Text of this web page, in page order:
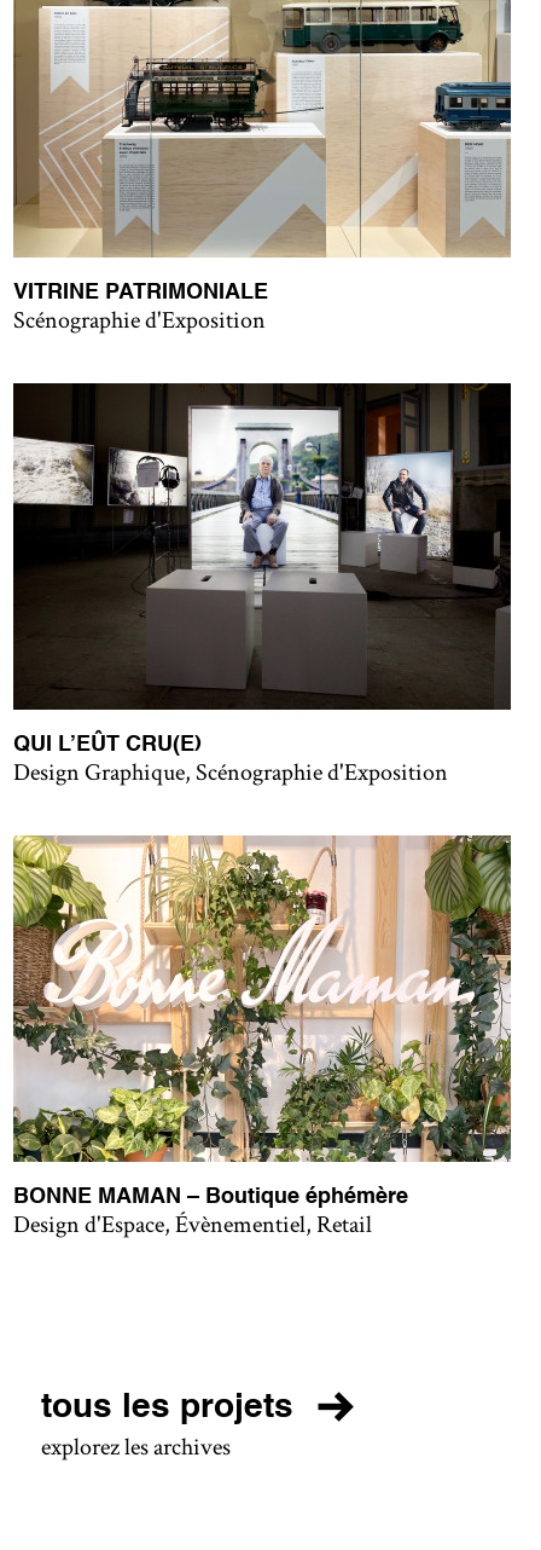
VITRINE PATRIMONIALE
Scénographie d'Exposition
QUI L’EÛT CRU(E)
Design Graphique, Scénographie d'Exposition
BONNE MAMAN – Boutique éphémère
Design d'Espace, Évènementiel, Retail
tous les projets
explorez les archives